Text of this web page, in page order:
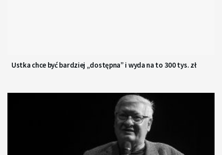
Ustka chce być bardziej „dostępna” i wyda na to 300 tys. zł